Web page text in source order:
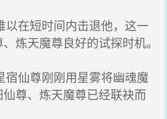
在短时间内击退他，这一
炼天魔尊良好的试探时机。
仙尊刚刚用星雾将幽魂魔
尊、炼天魔尊已经联袂而